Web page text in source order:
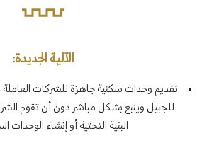
الآلية الجديدة:
تقديم وحدات سكنية جاهزة للشركات العاملة
للجبيل وينبع بشكل مباشر دون أن تقوم
البنية التحتية أو إنشاء الوحدات